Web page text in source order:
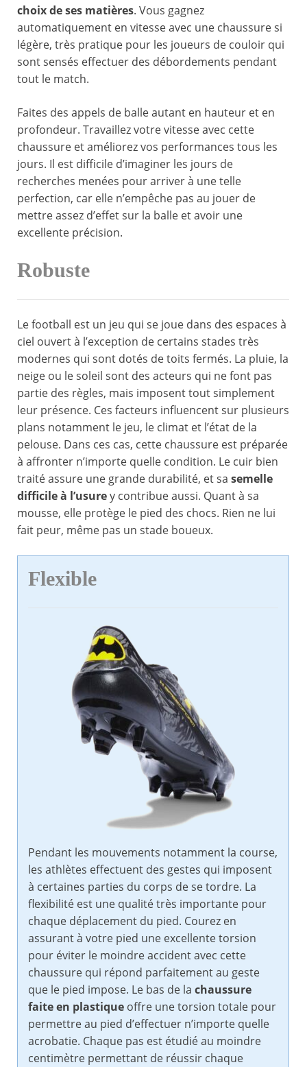
choix de ses matières. Vous gagnez
automatiquement en vitesse avec une chaussure si
légère, très pratique pour les joueurs de couloir qui
sont sensés effectuer des débordements pendant
tout le match.
Faites des appels de balle autant en hauteur et en
profondeur. Travaillez votre vitesse avec cette
chaussure et améliorez vos performances tous les
jours. Il est difficile d’imaginer les jours de
recherches menées pour arriver à une telle
perfection, car elle n’empêche pas au jouer de
mettre assez d’effet sur la balle et avoir une
excellente précision.
Robuste
Le football est un jeu qui se joue dans des espaces à
ciel ouvert à l’exception de certains stades très
modernes qui sont dotés de toits fermés. La pluie, la
neige ou le soleil sont des acteurs qui ne font pas
partie des règles, mais imposent tout simplement
leur présence. Ces facteurs influencent sur plusieurs
plans notamment le jeu, le climat et l’état de la
pelouse. Dans ces cas, cette chaussure est préparée
à affronter n’importe quelle condition. Le cuir bien
traité assure une grande durabilité, et sa semelle
difficile à l’usurey contribue aussi. Quant à sa
mousse, elle protège le pied des chocs. Rien ne lui
fait peur, même pas un stade boueux.
Flexible
Pendant les mouvements notamment la course,
les athlètes effectuent des gestes qui imposent
à certaines parties du corps de se tordre. La
flexibilité est une qualité très importante pour
chaque déplacement du pied. Courez en
assurant à votre pied une excellente torsion
pour éviter le moindre accident avec cette
chaussure qui répond parfaitement au geste
que le pied impose. Le bas de la chaussure
faite en plastique offre une torsion totale pour
permettre au pied d’effectuer n’importe quelle
acrobatie. Chaque pas est étudié au moindre
centimètre permettant de réussir chaque